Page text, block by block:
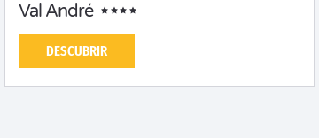
Val André
DESCUBRIR